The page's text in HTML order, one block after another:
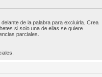
delante de la palabra para excluirla. Crea
si solo una de ellas se quiere
parciales.